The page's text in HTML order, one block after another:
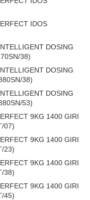
IDOS
DOSING
38)
DOSING
38)
DOSING
53)
9KG 1400 GIRI
07)
9KG 1400 GIRI
23)
9KG 1400 GIRI
38)
9KG 1400 GIRI
45)